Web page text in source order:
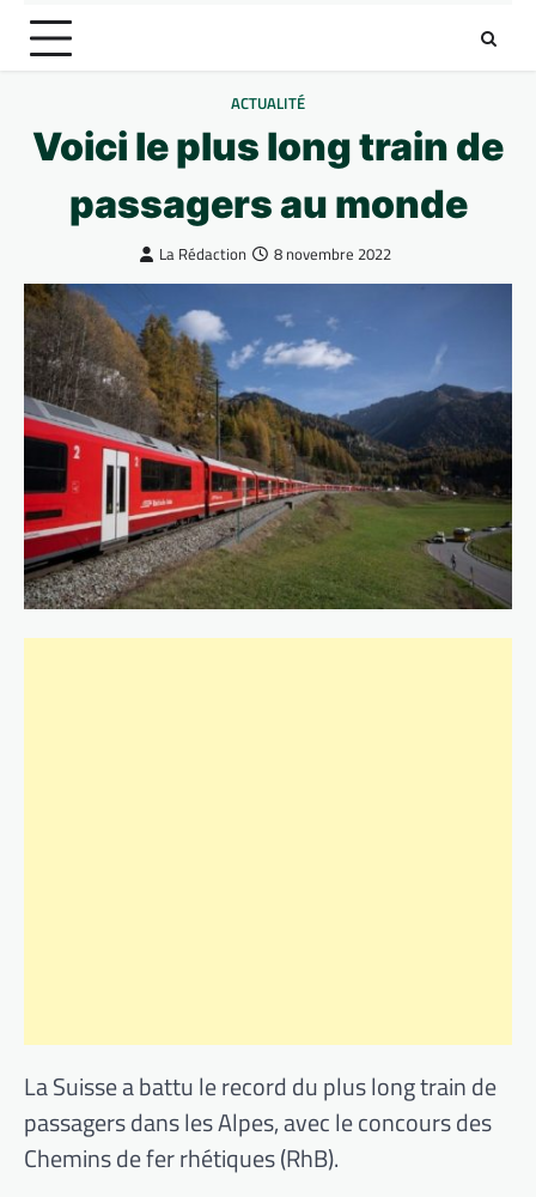
ACTUALITÉ
Voici le plus long train de
passagers au monde
La Rédaction 8 novembre 2022
La Suisse a battu le record du plus long train de
passagers dans les Alpes, avec le concours des
Chemins de fer rhétiques (RhB).